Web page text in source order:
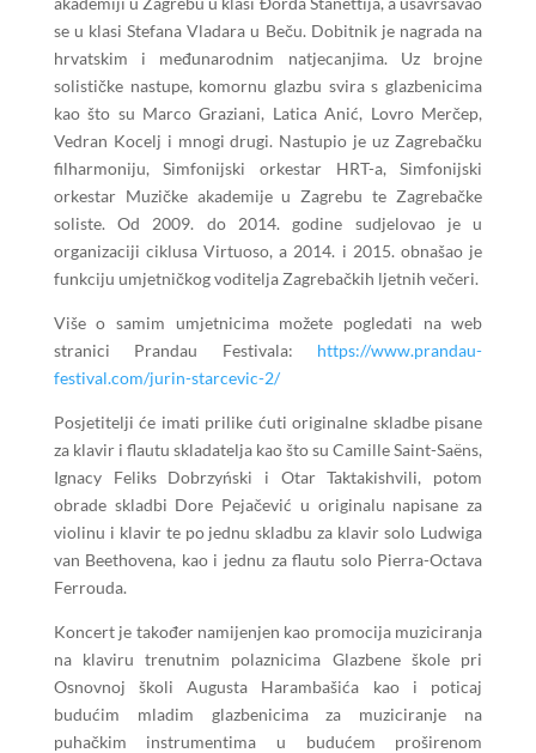
se u klasi Stefana Vladara u Beču. Dobitnik je nagrada na
hrvatskim i međunarodnim natjecanjima. Uz brojne
solističke nastupe, komornu glazbu svira s glazbenicima
kao što su Marco Graziani, Latica Anić, Lovro Merčep,
Vedran Kocelj i mnogi drugi. Nastupio je uz Zagrebačku
filharmoniju, Simfonijski orkestar HRT-a, Simfonijski
orkestar Muzičke akademije u Zagrebu te Zagrebačke
soliste. Od 2009. do 2014. godine sudjelovao je u
organizaciji ciklusa Virtuoso, a 2014. i 2015. obnašao je
funkciju umjetničkog voditelja Zagrebačkih ljetnih večeri.
Više o samim umjetnicima možete pogledati na web
stranici Prandau Festivala:
https://www.prandau-
festival.com/jurin-starcevic-2/
Posjetitelji će imati prilike ćuti originalne skladbe pisane
za klavir i flautu skladatelja kao što su Camille Saint-Saëns,
Ignacy Feliks Dobrzyński i Otar Taktakishvili, potom
obrade skladbi Dore Pejačević u originalu napisane za
violinu i klavir te po jednu skladbu za klavir solo Ludwiga
van Beethovena, kao i jednu za flautu solo Pierra-Octava
Ferrouda.
Koncert je također namijenjen kao promocija muziciranja
na klaviru trenutnim polaznicima Glazbene škole pri
Osnovnoj školi Augusta Harambašića kao i poticaj
budućim mladim glazbenicima za muziciranje na
puhačkim instrumentima u budućem proširenom